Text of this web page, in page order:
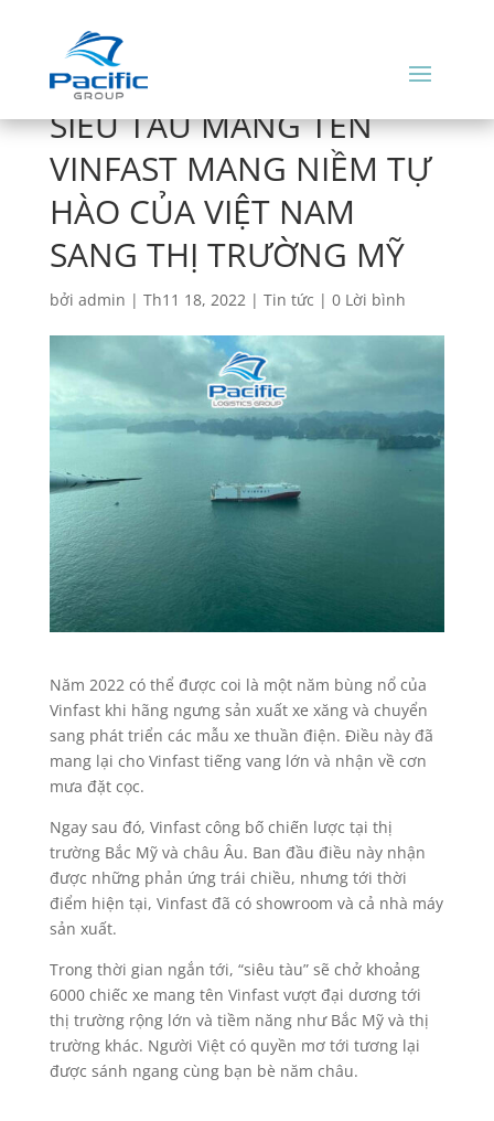
SIÊU TÀU MANG TÊN
VINFAST MANG NIỀM TỰ
HÀO CỦA VIỆT NAM
SANG THỊ TRƯỜNG MỸ
bởi admin | Th11 18, 2022| Tin tức | 0 Lời bình
Năm 2022 có thể được coi là một năm bùng nổ của
Vinfast khi hãng ngưng sản xuất xe xăng và chuyển
sang phát triển các mẫu xe thuần điện. Điều này đã
mang lại cho Vinfast tiếng vang lớn và nhận về cơn
mưa đặt cọc.
Ngay sau đó, Vinfast công bố chiến lược tại thị
trường Bắc Mỹ và châu Âu. Ban đầu điều này nhận
được những phản ứng trái chiều, nhưng tới thời
điểm hiện tại, Vinfast đã có showroom và cả nhà máy
sản xuất.
Trong thời gian ngắn tới, “siêu tàu” sẽ chở khoảng
6000 chiếc xe mang tên Vinfast vượt đại dương tới
thị trường rộng lớn và tiềm năng như Bắc Mỹ và thị
trường khác. Người Việt có quyền mơ tới tương lại
được sánh ngang cùng bạn bè năm châu.